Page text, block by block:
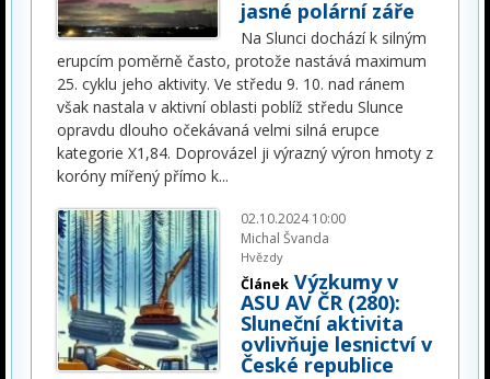
jasné polární záře
Na Slunci dochází k silným
erupcím poměrně často, protože nastává maximum
25. cyklu jeho aktivity. Ve středu 9. 10. nad ránem
však nastala v aktivní oblasti poblíž středu Slunce
opravdu dlouho očekávaná velmi silná erupce
kategorie X1,84. Doprovázel ji výrazný výron hmoty z
koróny mířený přímo k...
02.10.2024 10:00
Michal Švanda
Hvězdy
Článek Výzkumy v
ASU AV ČR (280):
Sluneční aktivita
ovlivňuje lesnictví v
České republice